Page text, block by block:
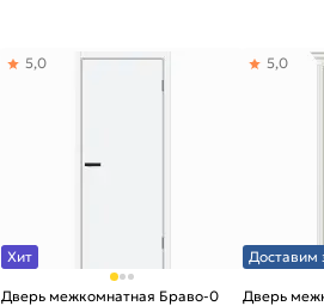
Хит
Дверь межкомнатная Браво-0
5,0
Доставим
Дверь
5,0